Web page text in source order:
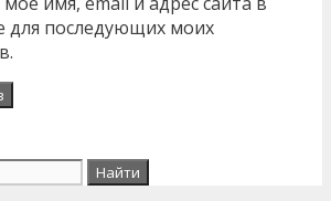
для последующих моих